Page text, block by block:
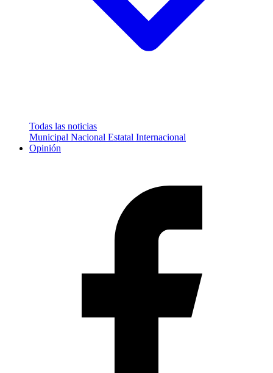
Todas las noticias
Municipal Nacional Estatal Internacional
Opinión